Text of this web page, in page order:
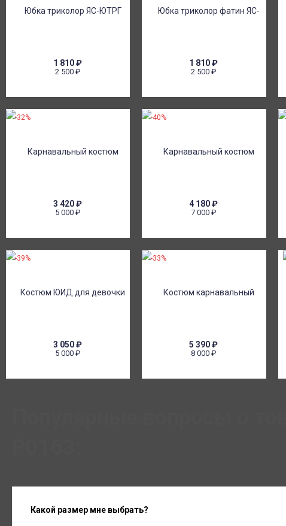
1 810₽
2 500 ₽
1 810₽
2 500 ₽
3 420₽
5 000 ₽
-32%
4 180₽
7 000 ₽
-40%
3 050₽
5 000 ₽
-39%
5 390₽
8 000 ₽
-33%
Какой размер мне выбрать?